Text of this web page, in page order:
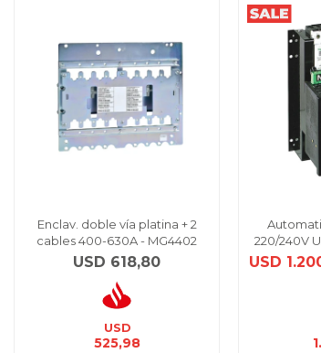
Enclav. doble vía platina + 2
cables 400-630A - MG4402
USD 618,80
USD
525,98
220/240V
USD